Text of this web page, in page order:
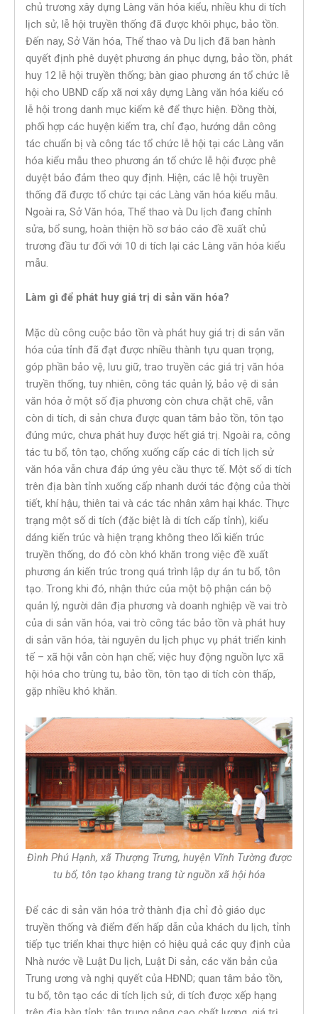
chủ trương xây dựng Làng văn hóa kiểu, nhiều khu di tích
lịch sử, lễ hội truyền thống đã được khôi phục, bảo tồn.
Đến nay, Sở Văn hóa, Thể thao và Du lịch đã ban hành
quyết định phê duyệt phương án phục dựng, bảo tồn, phát
huy 12 lễ hội truyền thống; bàn giao phương án tổ chức lễ
hội cho UBND cấp xã nơi xây dựng Làng văn hóa kiểu có
lễ hội trong danh mục kiểm kê để thực hiện. Đồng thời,
phối hợp các huyện kiểm tra, chỉ đạo, hướng dẫn công
tác chuẩn bị và công tác tổ chức lễ hội tại các Làng văn
hóa kiểu mẫu theo phương án tổ chức lễ hội được phê
duyệt bảo đảm theo quy định. Hiện, các lễ hội truyền
thống đã được tổ chức tại các Làng văn hóa kiểu mẫu.
Ngoài ra, Sở Văn hóa, Thể thao và Du lịch đang chỉnh
sửa, bổ sung, hoàn thiện hồ sơ báo cáo đề xuất chủ
trương đầu tư đối với 10 di tích lại các Làng văn hóa kiểu
mẫu.
Làm gì để phát huy giá trị di sản văn hóa?
Mặc dù công cuộc bảo tồn và phát huy giá trị di sản văn
hóa của tỉnh đã đạt được nhiều thành tựu quan trọng,
góp phần bảo vệ, lưu giữ, trao truyền các giá trị văn hóa
truyền thống, tuy nhiên, công tác quản lý, bảo vệ di sản
văn hóa ở một số địa phương còn chưa chặt chẽ, vẫn
còn di tích, di sản chưa được quan tâm bảo tồn, tôn tạo
đúng mức, chưa phát huy được hết giá trị. Ngoài ra, công
tác tu bổ, tôn tạo, chống xuống cấp các di tích lịch sử
văn hóa vẫn chưa đáp ứng yêu cầu thực tế. Một số di tích
trên địa bàn tỉnh xuống cấp nhanh dưới tác động của thời
tiết, khí hậu, thiên tai và các tác nhân xâm hại khác. Thực
trạng một số di tích (đặc biệt là di tích cấp tỉnh), kiểu
dáng kiến trúc và hiện trạng không theo lối kiến trúc
truyền thống, do đó còn khó khăn trong việc đề xuất
phương án kiến trúc trong quá trình lập dự án tu bổ, tôn
tạo. Trong khi đó, nhận thức của một bộ phận cán bộ
quản lý, người dân địa phương và doanh nghiệp về vai trò
của di sản văn hóa, vai trò công tác bảo tồn và phát huy
di sản văn hóa, tài nguyên du lịch phục vụ phát triển kinh
tế – xã hội vẫn còn hạn chế; việc huy động nguồn lực xã
hội hóa cho trùng tu, bảo tồn, tôn tạo di tích còn thấp,
gặp nhiều khó khăn.
Đình Phú Hạnh, xã Thượng Trưng, huyện Vĩnh Tường được
tu bổ, tôn tạo khang trang từ nguồn xã hội hóa
Để các di sản văn hóa trở thành địa chỉ đỏ giáo dục
truyền thống và điểm đến hấp dẫn của khách du lịch, tỉnh
tiếp tục triển khai thực hiện có hiệu quả các quy định của
Nhà nước về Luật Du lịch, Luật Di sản, các văn bản của
Trung ương và nghị quyết của HĐND; quan tâm bảo tồn,
tu bổ, tôn tạo các di tích lịch sử, di tích được xếp hạng